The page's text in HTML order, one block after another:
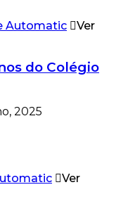
Ver
do Colégio
2025
Ver